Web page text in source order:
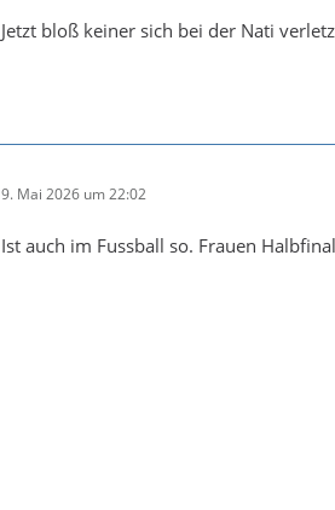
Jetzt bloß keiner sich bei der Nati
9. Mai 2026 um 22:02
Ist auch im Fussball so. Frauen